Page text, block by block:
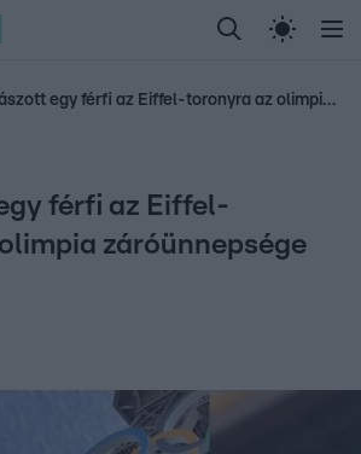
Randi Celeb vagyok,
Most Wanted Gallusz
Felmászott egy férfi az Eiffel-toronyra az olimpia záróünnepsége előtt
férfi az Eiffel-
záróünnepsége